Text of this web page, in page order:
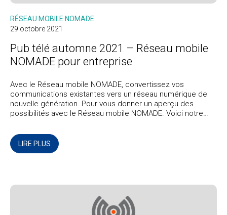
RÉSEAU MOBILE NOMADE
29 octobre 2021
Pub télé automne 2021 – Réseau mobile
NOMADE pour entreprise
Avec le Réseau mobile NOMADE, convertissez vos
communications existantes vers un réseau numérique de
nouvelle génération. Pour vous donner un aperçu des
possibilités avec le Réseau mobile NOMADE. Voici notre
LIRE PLUS